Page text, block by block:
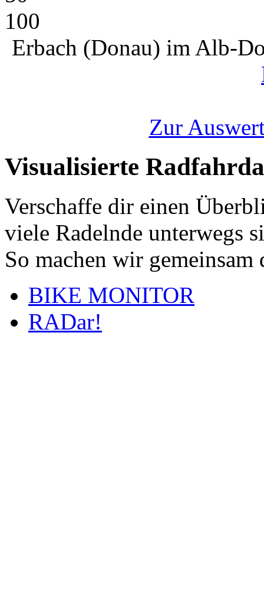
100
Erbach (Donau) im Alb-
Zur
Visualisierte
Verschaffe dir einen
viele Radelnde unterwegs
So machen wir
BIKE MONITOR
RADar!